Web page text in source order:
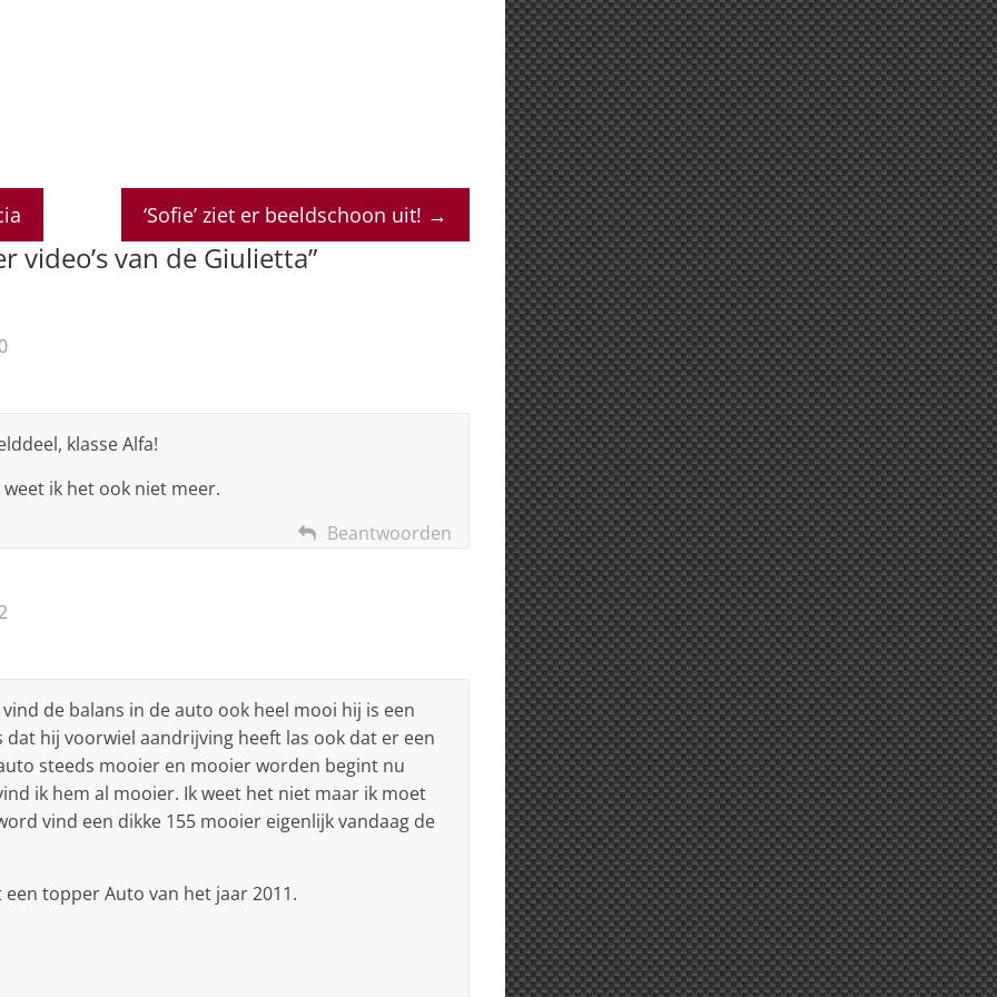
‘Sofie’ ziet er beeldschoon uit! →
video’s van de Giulietta”
klasse Alfa!
ik het ook niet meer.
Beantwoorden
de balans in de auto ook heel mooi hij is een
hij voorwiel aandrijving heeft las ook dat er een
steeds mooier en mooier worden begint nu
ik hem al mooier. Ik weet het niet maar ik moet
vind een dikke 155 mooier eigenlijk vandaag de
topper Auto van het jaar 2011.